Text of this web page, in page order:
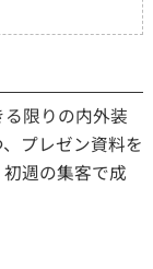
サイトマップ
限りの内外装
プレゼン資料を
週の集客で成